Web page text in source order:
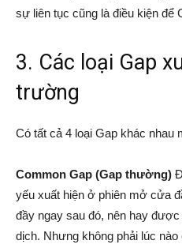
sự liên tục cũng là điều kiện để
3. Các loại Gap
trường
Có tất cả 4 loại Gap khác nhau
Common Gap (Gap thường)
yếu xuất hiện ở phiên mở cửa
đầy ngay sau đó, nên hay
dịch. Nhưng không phải lúc